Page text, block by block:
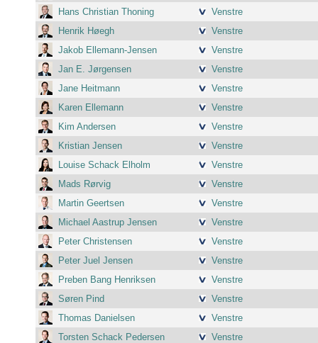
Hans Christian Thoning
Venstre
Henrik Høegh
Venstre
Jakob Ellemann-Jensen
Venstre
Jan E. Jørgensen
Venstre
Jane Heitmann
Venstre
Karen Ellemann
Venstre
Kim Andersen
Venstre
Kristian Jensen
Venstre
Louise Schack Elholm
Venstre
Mads Rørvig
Venstre
Martin Geertsen
Venstre
Michael Aastrup Jensen
Venstre
Peter Christensen
Venstre
Peter Juel Jensen
Venstre
Preben Bang Henriksen
Venstre
Søren Pind
Venstre
Thomas Danielsen
Venstre
Torsten Schack Pedersen
Venstre